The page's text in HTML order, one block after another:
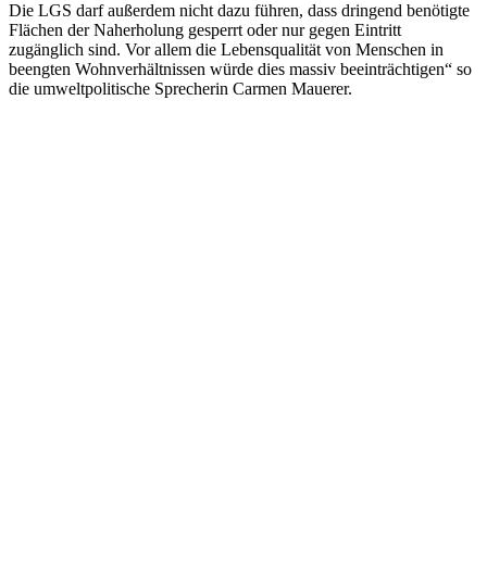
Die LGS darf außerdem nicht dazu führen, dass dringend benötigte
Flächen der Naherholung gesperrt oder nur gegen Eintritt
zugänglich sind. Vor allem die Lebensqualität von Menschen in
beengten Wohnverhältnissen würde dies massiv beeinträchtigen“ so
die umweltpolitische Sprecherin Carmen Mauerer.